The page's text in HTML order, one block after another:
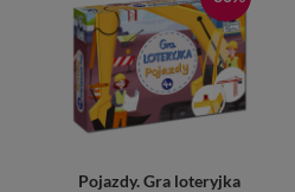
Pojazdy. Gra loteryjka